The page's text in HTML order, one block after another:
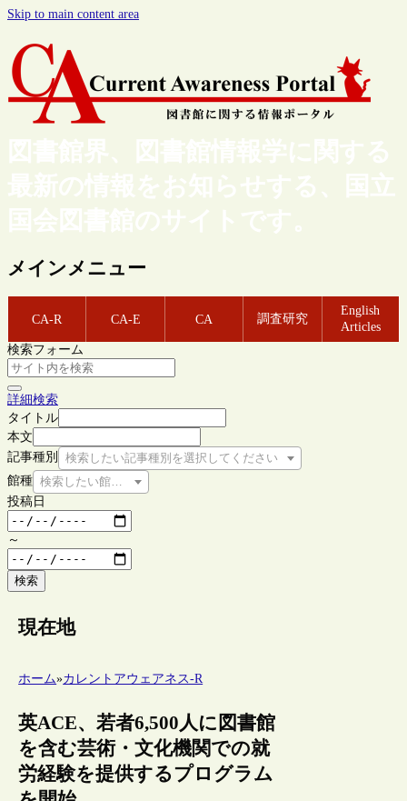
Skip to main content area
図書館界、図書館情報学に関する
最新の情報をお知らせする、国立
国会図書館のサイトです。
メインメニュー
CA-R CA-E CA 調査研究
English
Articles
検索フォーム
詳細検索
タイトル
本文
記事種別
検索したい記事種別を選択してください
館種 検索したい館種を選択してください
投稿日
～
検索
現在地
ホーム»カレントアウェアネス-R
英ACE、若者6,500人に図書館
を含む芸術・文化機関での就
労経験を提供するプログラム